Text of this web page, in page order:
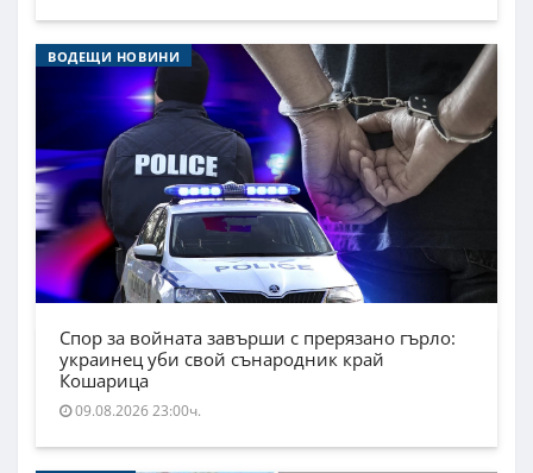
ВОДЕЩИ НОВИНИ
Спор за войната завърши с прерязано гърло:
украинец уби свой сънародник край
Кошарица
09.08.2026 23:00ч.